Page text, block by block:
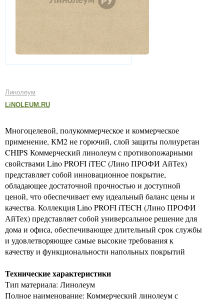
Линолеум
LiNOLEUM.RU
Многоцелевой, полукоммерческое и коммерческое
применение, КМ2 не горючий, слой защиты полиуретан
CHIPS Коммерческий линолеум с противопожарными
свойствами Lino PROFI iTEC (Лино ПРОФИ АйТех)
представляет собой инновационное покрытие,
обладающее достаточной прочностью и доступной
ценой, что обеспечивает ему идеальный баланс цены и
качества. Коллекция Lino PROFI iTECH (Лино ПРОФИ
АйТех) представляет собой универсальное решение для
дома и офиса, обеспечивающее длительный срок службы
и удовлетворяющее самые высокие требования к
качеству и функциональности напольных покрытий
Технические характеристики
Тип материала: Линолеум
Полное наименование: Коммерческий линолеум с